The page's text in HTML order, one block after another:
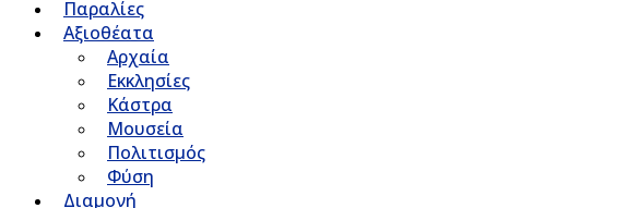
Παραλίες
Αξιοθέατα
Αρχαία
Εκκλησίες
Κάστρα
Μουσεία
Πολιτισμός
Φύση
Διαμονή